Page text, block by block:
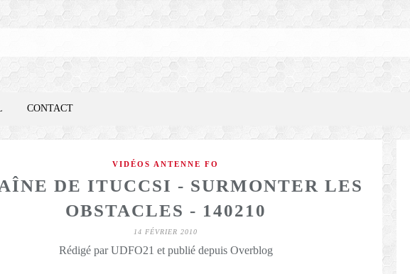
CONTACT
VIDÉOS ANTENNE FO
DE ITUCCSI - SURMONTER LES
OBSTACLES - 140210
14 FÉVRIER 2010
Rédigé par UDFO21 et publié depuis Overblog